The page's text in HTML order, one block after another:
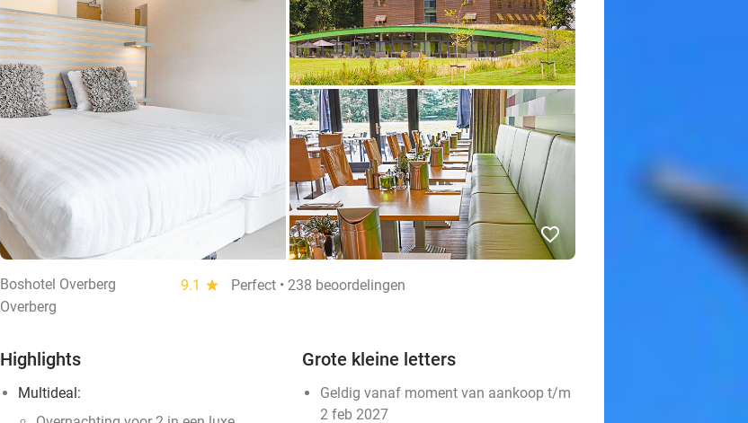
favorite_border
Boshotel Overberg 9.1 star
Perfect • 238 beoordelingen
Overberg
Highlights
Multideal:
Grote kleine letters
Geldig vanaf moment van aankoop t/m
2 feb 2027